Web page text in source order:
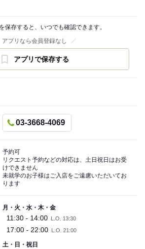
保存すると、いつでも確認できます。
アプリなら会員登録なし
アプリで保存する
03-3668-4069
予約可
リクエスト予約などの対応は、土日祝日はお受
けできません
未就学のお子様はご入店をご遠慮いただいてお
ります
月・火・水・木・金
11:30 - 14:00 L.O. 13:30
17:00 - 22:00 L.O. 21:00
土・日・祝日